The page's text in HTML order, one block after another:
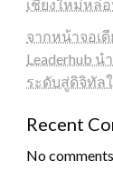
เชียงใหม่หล่
จากหน้าจอเ
Leaderhub
ระดับสู่ดิจิทัล
Recent
No